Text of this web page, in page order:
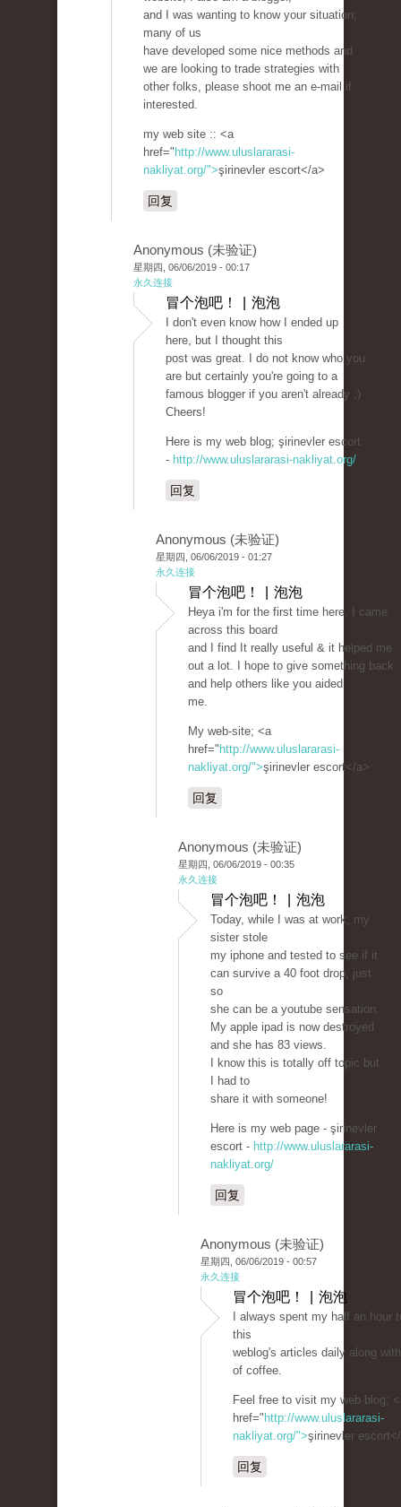
and I was wanting to know your situation;
many of us
have developed some nice methods and
we are looking to trade strategies with
other folks, please shoot me an e-mail if
interested.
my web site :: <a
href=" http://www.uluslararasi-
nakliyat.org/">şirinevler escort</a>
回复
Anonymous (未验证)
星期四, 06/06/2019 - 00:17
永久连接
冒个泡吧！ | 泡泡
I don't even know how I ended up
here, but I thought this
post was great. I do not know who you
are but certainly you're going to a
famous blogger if you aren't already ;)
Cheers!
Here is my web blog; şirinevler escort
- http://www.uluslararasi-nakliyat.org/
回复
Anonymous (未验证)
星期四, 06/06/2019 - 01:27
永久连接
冒个泡吧！ | 泡泡
Heya i'm for the first time here. I came
across this board
and I find It really useful & it helped me
out a lot. I hope to give something back
and help others like you aided
me.
My web-site; <a
href=" http://www.uluslararasi-
nakliyat.org/">şirinevler escort</a>
回复
Anonymous (未验证)
星期四, 06/06/2019 - 00:35
永久连接
冒个泡吧！ | 泡泡
Today, while I was at work, my
sister stole
my iphone and tested to see if it
can survive a 40 foot drop, just
so
she can be a youtube sensation.
My apple ipad is now destroyed
and she has 83 views.
I know this is totally off topic but
I had to
share it with someone!
Here is my web page - şirinevler
escort - http://www.uluslararasi-
nakliyat.org/
回复
Anonymous (未验证)
星期四, 06/06/2019 - 00:57
永久连接
冒个泡吧！ | 泡泡
I always spent my half an hour
this
weblog's articles daily along
of coffee.
Feel free to visit my web blog;
href=" http://www.uluslararasi-
nakliyat.org/">şirinevler
回复